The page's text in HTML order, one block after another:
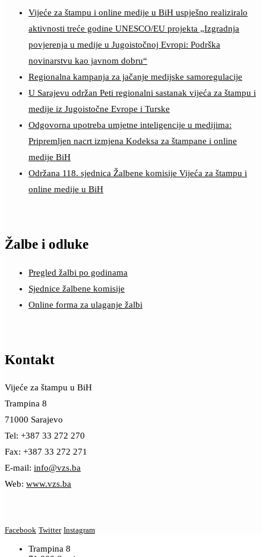
Vijeće za štampu i online medije u BiH uspješno realiziralo
aktivnosti treće godine UNESCO/EU projekta „Izgradnja
povjerenja u medije u Jugoistočnoj Evropi: Podrška
novinarstvu kao javnom dobru“
Regionalna kampanja za jačanje medijske samoregulacije
U Sarajevu održan Peti regionalni sastanak vijeća za štampu i
medije iz Jugoistočne Evrope i Turske
Odgovorna upotreba umjetne inteligencije u medijima:
Pripremljen nacrt izmjena Kodeksa za štampane i online
medije BiH
Održana 118. sjednica Žalbene komisije Vijeća za štampu i
online medije u BiH
Žalbe i odluke
Pregled žalbi po godinama
Sjednice žalbene komisije
Online forma za ulaganje žalbi
Kontakt
Vijeće za štampu u BiH
Trampina 8
71000 Sarajevo
Tel: +387 33 272 270
Fax: +387 33 272 271
E-mail: info@vzs.ba
Web: www.vzs.ba
Facebook Twitter Instagram
Trampina 8